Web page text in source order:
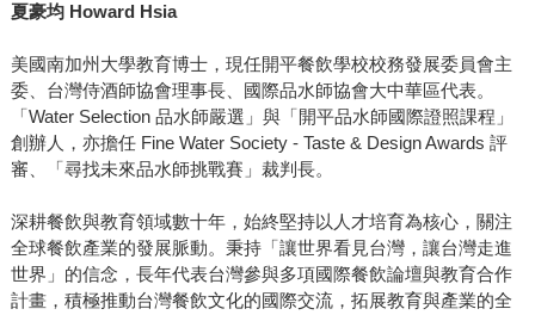
夏豪均 Howard Hsia
美國南加州大學教育博士，現任開平餐飲學校校務發展委員會主
委、台灣侍酒師協會理事長、國際品水師協會大中華區代表。
「Water Selection 品水師嚴選」與「開平品水師國際證照課程」
創辦人，亦擔任 Fine Water Society - Taste & Design Awards 評
審、「尋找未來品水師挑戰賽」裁判長。
深耕餐飲與教育領域數十年，始終堅持以人才培育為核心，關注
全球餐飲產業的發展脈動。秉持「讓世界看見台灣，讓台灣走進
世界」的信念，長年代表台灣參與多項國際餐飲論壇與教育合作
計畫，積極推動台灣餐飲文化的國際交流，拓展教育與產業的全